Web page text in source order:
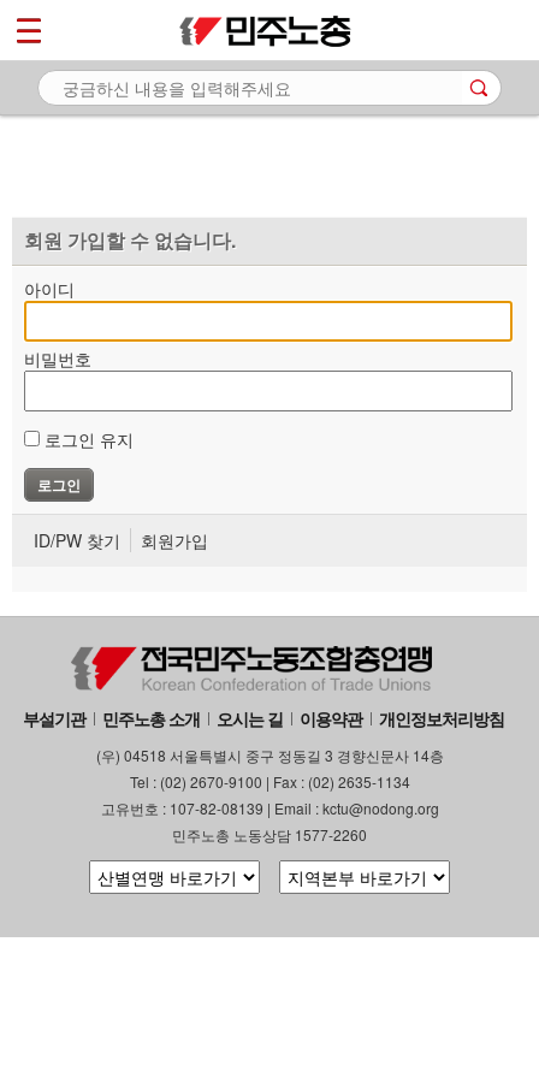
회원 가입할 수 없습니다.
아이디
비밀번호
로그인 유지
ID/PW 찾기 회원가입
부설기관 민주노총 소개 오시는 길 이용약관 개인정보처리방침
(우) 04518 서울특별시 중구 정동길 3 경향신문사 14층
Tel : (02) 2670-9100 | Fax : (02) 2635-1134
고유번호 : 107-82-08139 | Email : kctu@nodong.org
민주노총 노동상담 1577-2260
마이페이지
소개
자료
부설기관